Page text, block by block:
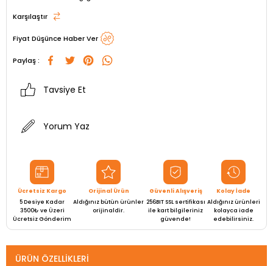
Karşılaştır
Fiyat Düşünce Haber Ver
Paylaş :
Tavsiye Et
Yorum Yaz
Ücretsiz Kargo
5 Desiye Kadar
3500₺ ve Üzeri
Ücretsiz Gönderim
Orijinal Ürün
Aldığınız bütün ürünler
orijinaldir.
Güvenli Alışveriş
256BIT SSL sertifikası
ile kart bilgileriniz
güvende!
Kolay İade
Aldığınız ürünleri
kolayca iade
edebilirsiniz.
ÜRÜN ÖZELLIKLERI